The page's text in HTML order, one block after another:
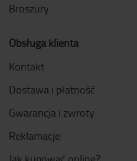
Broszury
Obsługa klienta
Kontakt
Dostawa i płatność
Gwarancja i zwroty
Reklamacje